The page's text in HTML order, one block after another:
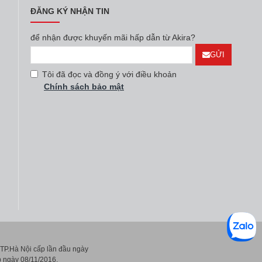
ĐĂNG KÝ NHẬN TIN
để nhận được khuyến mãi hấp dẫn từ Akira?
GỬI
Tôi đã đọc và đồng ý với điều khoản
Chính sách bảo mật
Nội cấp lần đầu ngày
ngày 08/11/2016.